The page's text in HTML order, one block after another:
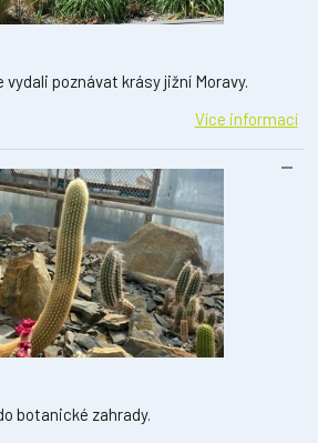
poznávat krásy jižní Moravy.
Více informací
botanické zahrady.